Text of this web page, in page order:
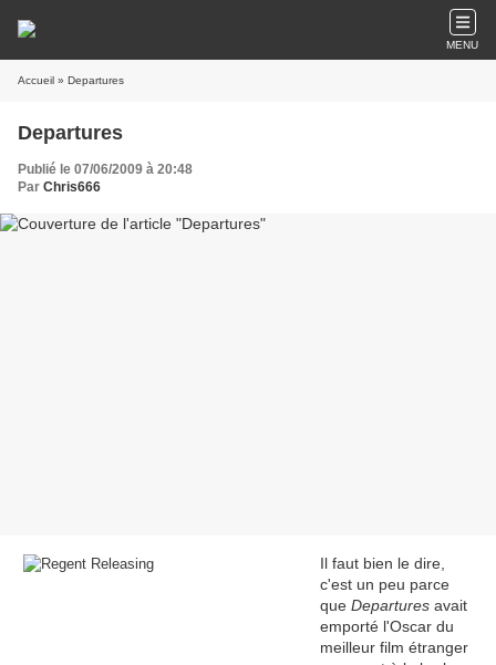
MENU
Accueil » Departures
Departures
Publié le 07/06/2009 à 20:48
Par Chris666
Il faut bien le dire,
c'est un peu parce
que Departures avait
emporté l'Oscar du
meilleur film étranger